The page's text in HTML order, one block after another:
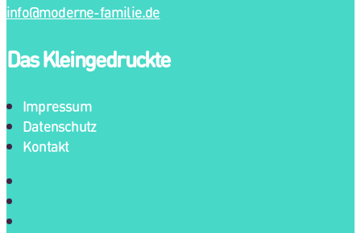
info@moderne-familie.de
Das Kleingedruckte
Impressum
Datenschutz
Kontakt